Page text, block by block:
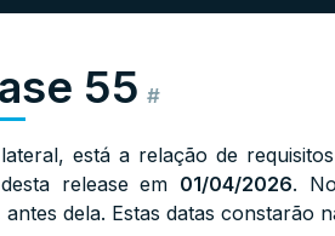
55 #
está a relação de
release em 01/04/2026.
dela. Estas datas constarão